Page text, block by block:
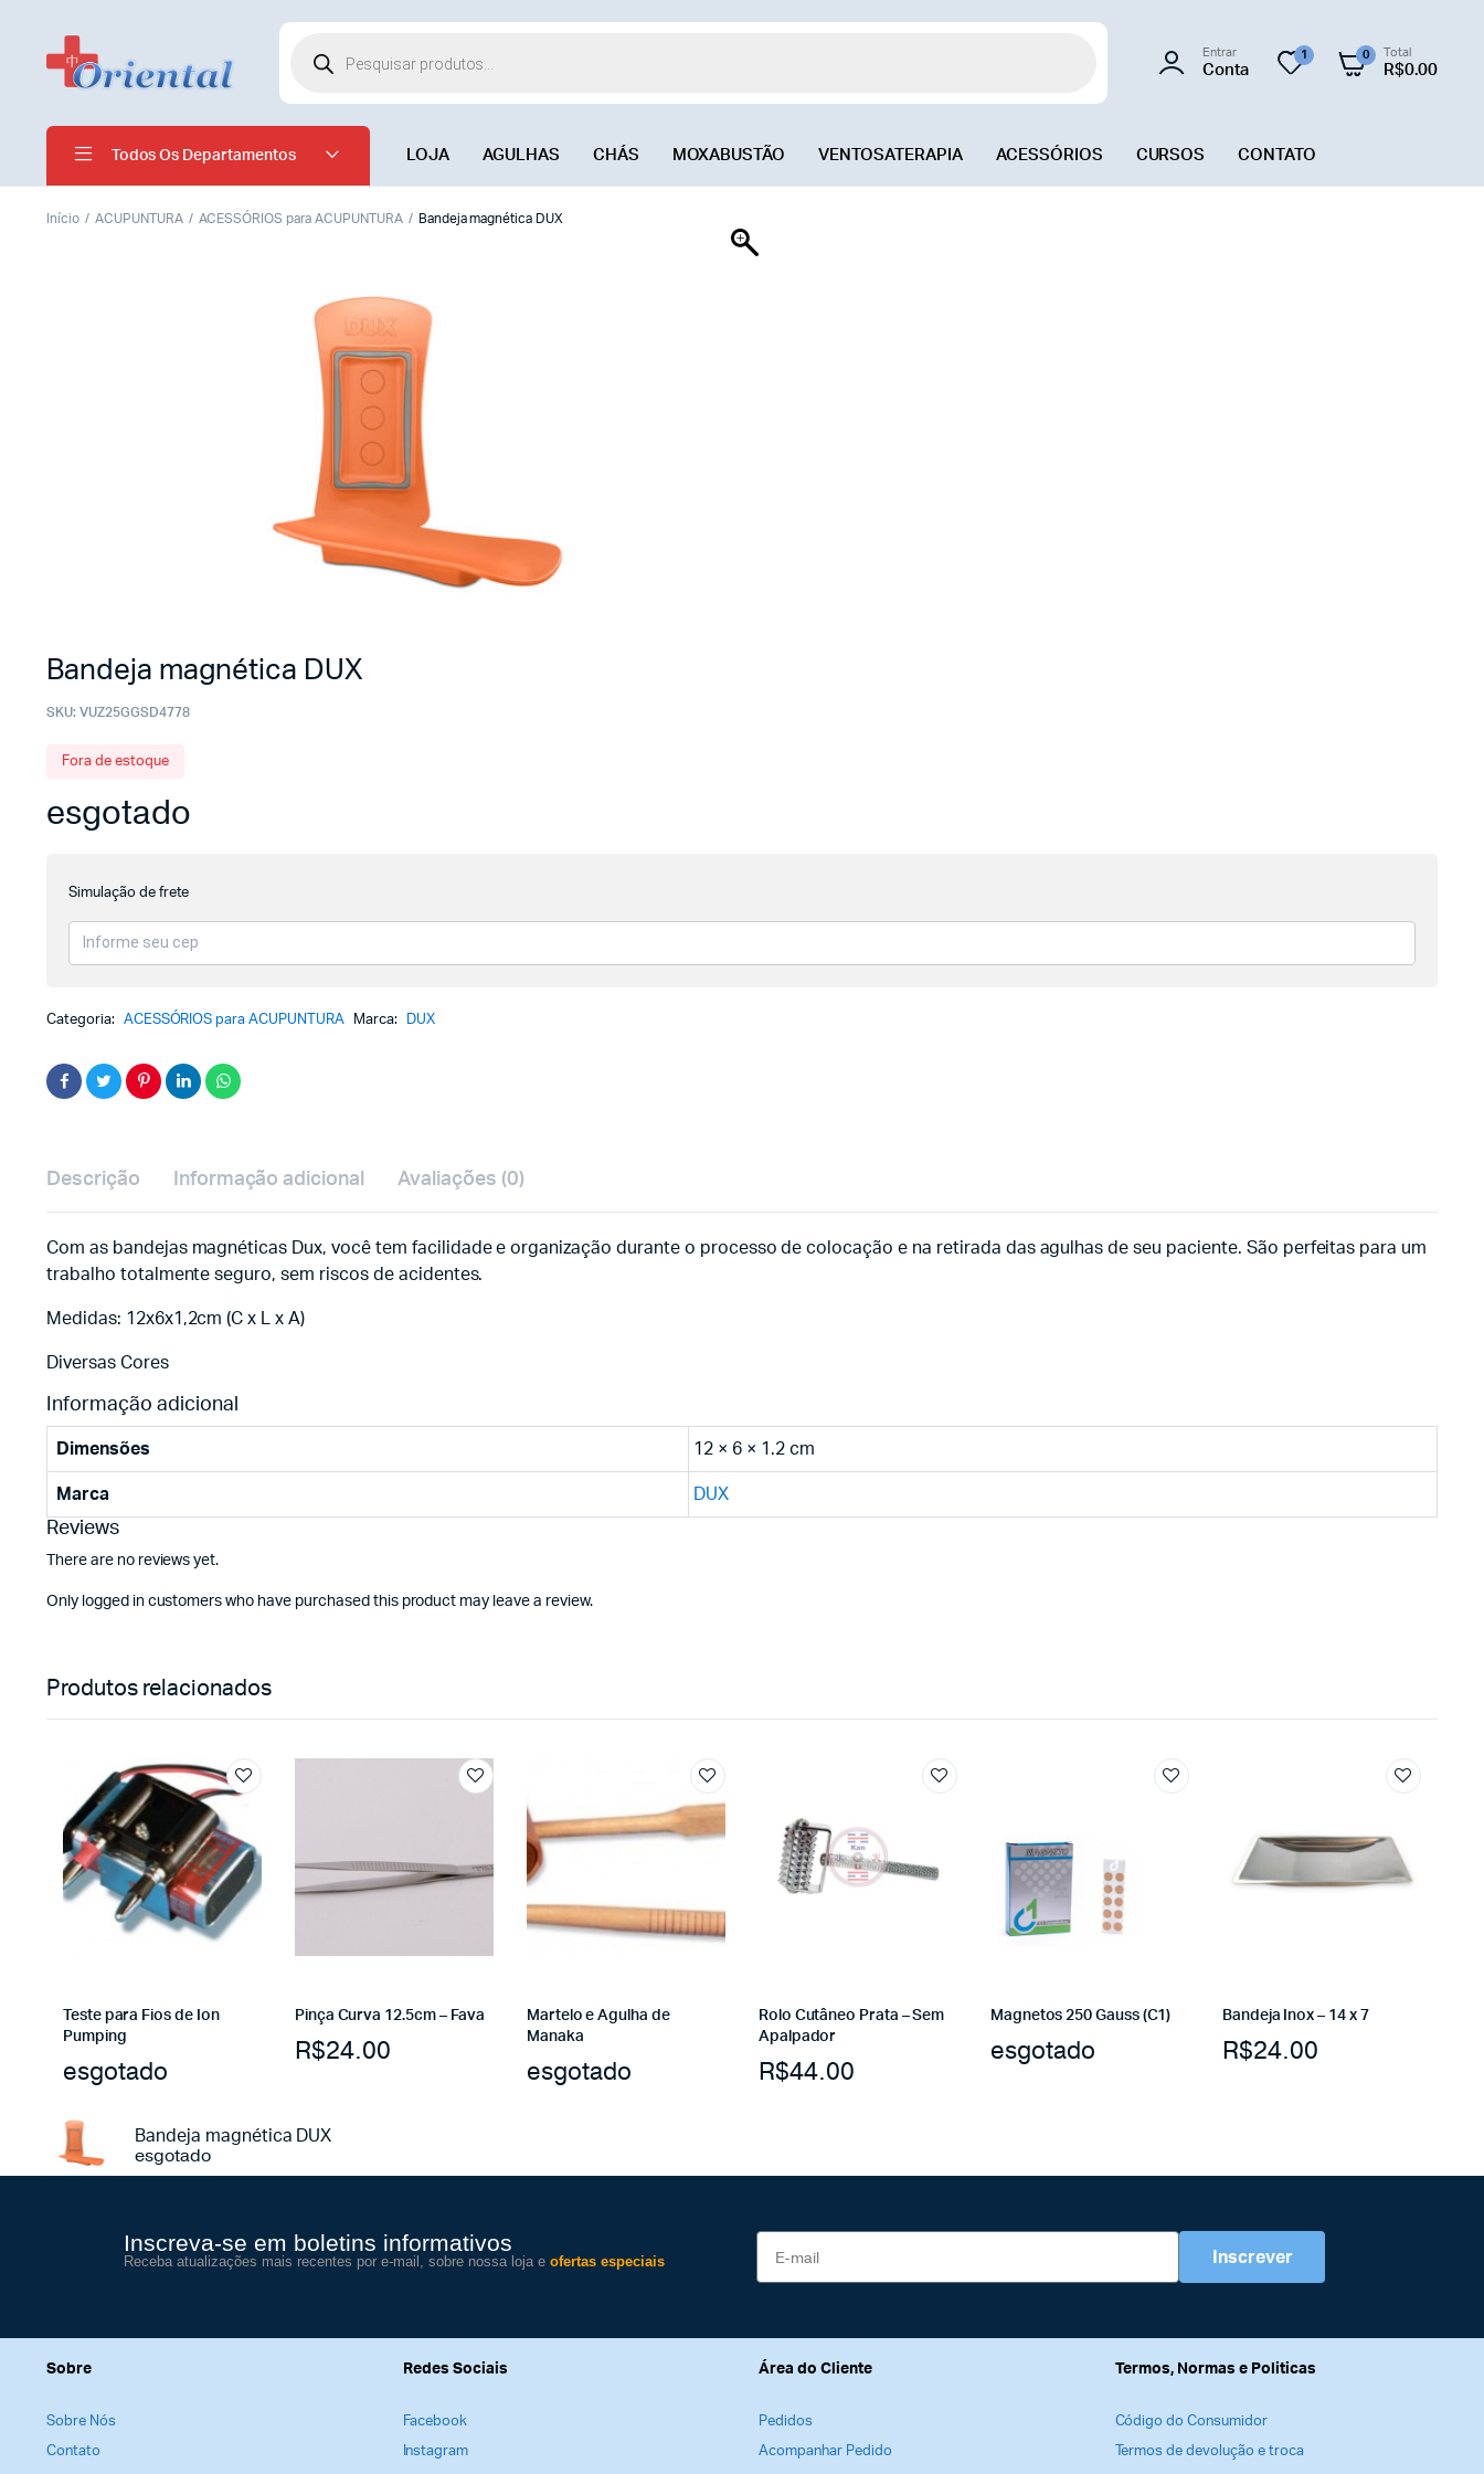
Entrar
Conta
1 0 Total
R$0.00
Todos Os Departamentos LOJA AGULHAS CHÁS MOXABUSTÃO VENTOSATERAPIA ACESSÓRIOS CURSOS CONTATO
Início ACUPUNTURA ACESSÓRIOS para ACUPUNTURA Bandeja magnética DUX
Bandeja magnética DUX
SKU: VUZ25GGSD4778
Fora de estoque
esgotado
Simulação de frete
Categoria: ACESSÓRIOS para ACUPUNTURA Marca: DUX
Descrição Informação adicional Avaliações (0)
Com as bandejas magnéticas Dux, você tem facilidade e organização durante o processo de colocação e na retirada das agulhas de seu paciente. São perfeitas para um
trabalho totalmente seguro, sem riscos de acidentes.
Medidas: 12x6x1,2cm (C x L x A)
Diversas Cores
Informação adicional
Dimensões 12 × 6 × 1.2 cm
Marca DUX
Reviews
There are no reviews yet.
Only logged in customers who have purchased this product may leave a review.
Produtos relacionados
Teste para Fios de Ion
Pumping
esgotado
Pinça Curva 12.5cm – Fava
R$24.00
Martelo e Agulha de
Manaka
esgotado
Rolo Cutâneo Prata – Sem
Apalpador
R$44.00
Magnetos 250 Gauss (C1)
esgotado
Bandeja Inox – 14 x 7
R$24.00
Bandeja magnética DUX
esgotado
Inscreva-se em boletins informativos
Receba atualizações mais recentes por e-mail, sobre nossa loja e ofertas especiais Inscrever
Sobre
Sobre Nós
Contato
Redes Sociais
Facebook
Instagram
Área do Cliente
Pedidos
Acompanhar Pedido
Termos, Normas e Politicas
Código do Consumidor
Termos de devolução e troca